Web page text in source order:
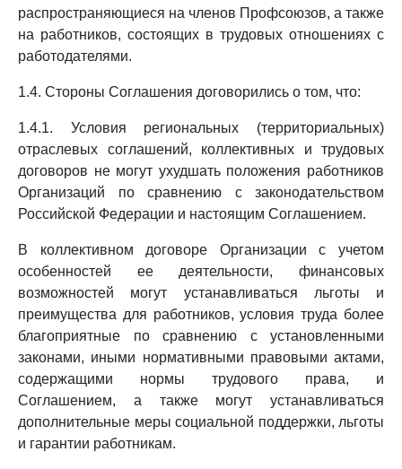
распространяющиеся на членов Профсоюзов, а также
на работников, состоящих в трудовых отношениях с
работодателями.
1.4. Стороны Соглашения договорились о том, что:
1.4.1. Условия региональных (территориальных)
отраслевых соглашений, коллективных и трудовых
договоров не могут ухудшать положения работников
Организаций по сравнению с законодательством
Российской Федерации и настоящим Соглашением.
В коллективном договоре Организации с учетом
особенностей ее деятельности, финансовых
возможностей могут устанавливаться льготы и
преимущества для работников, условия труда более
благоприятные по сравнению с установленными
законами, иными нормативными правовыми актами,
содержащими нормы трудового права, и
Соглашением, а также могут устанавливаться
дополнительные меры социальной поддержки, льготы
и гарантии работникам.